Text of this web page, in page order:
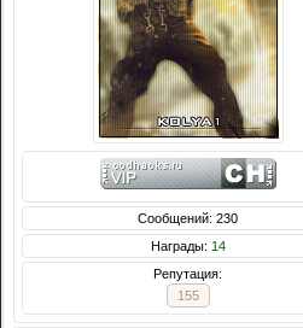
Сообщений: 230
Награды: 14
Репутация:
155